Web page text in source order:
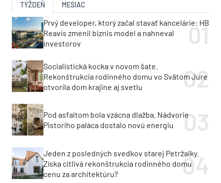
TÝŽDEŇ MESIAC
Prvý developer, ktorý začal stavať kancelárie: HB
Reavis zmenil biznis model a nahneval
investorov
Socialistická kocka v novom šate.
Rekonštrukcia rodinného domu vo Svätom Jure
otvorila dom krajine aj svetlu
Pod asfaltom bola vzácna dlažba. Nádvorie
Pistoriho paláca dostalo novú energiu
Jeden z posledných svedkov starej Petržalky.
Získa citlivá rekonštrukcia rodinného domu
cenu za architektúru?